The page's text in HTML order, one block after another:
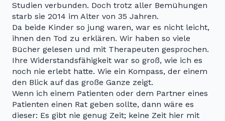
Studien verbunden. Doch trotz aller Bemühungen
starb sie 2014 im Alter von 35 Jahren.
Da beide Kinder so jung waren, war es nicht leicht,
ihnen den Tod zu erklären. Wir haben so viele
Bücher gelesen und mit Therapeuten gesprochen.
Ihre Widerstandsfähigkeit war so groß, wie ich es
noch nie erlebt hatte. Wie ein Kompass, der einem
den Blick auf das große Ganze zeigt.
Wenn ich einem Patienten oder dem Partner eines
Patienten einen Rat geben sollte, dann wäre es
dieser: Es gibt nie genug Zeit; keine Zeit hier mit